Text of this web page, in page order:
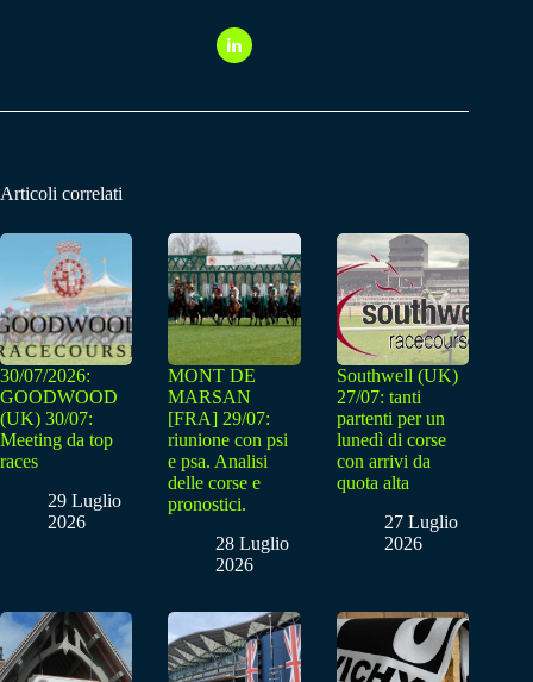
Articoli correlati
30/07/2026:
GOODWOOD
(UK) 30/07:
Meeting da top
races
29 Luglio
2026
MONT DE
MARSAN
[FRA] 29/07:
riunione con psi
e psa. Analisi
delle corse e
pronostici.
28 Luglio
2026
Southwell (UK)
27/07: tanti
partenti per un
lunedì di corse
con arrivi da
quota alta
27 Luglio
2026